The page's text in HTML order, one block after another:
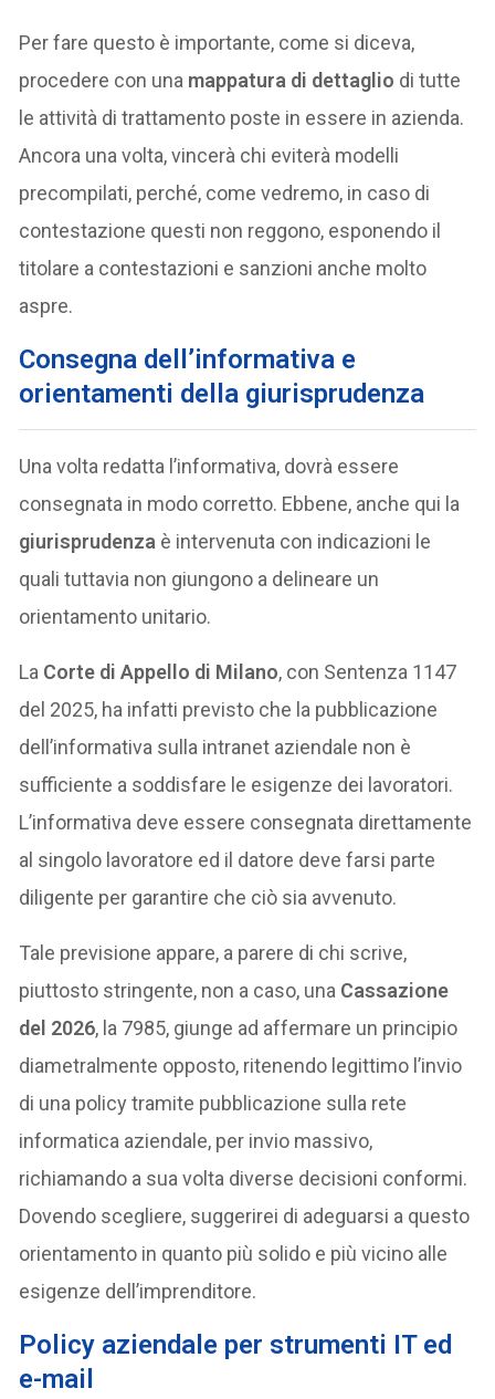
Per fare questo è importante, come si diceva,
procedere con una mappatura di dettaglio di tutte
le attività di trattamento poste in essere in azienda.
Ancora una volta, vincerà chi eviterà modelli
precompilati, perché, come vedremo, in caso di
contestazione questi non reggono, esponendo il
titolare a contestazioni e sanzioni anche molto
aspre.
Consegna dell’informativa e
orientamenti della giurisprudenza
Una volta redatta l’informativa, dovrà essere
consegnata in modo corretto. Ebbene, anche qui la
giurisprudenza è intervenuta con indicazioni le
quali tuttavia non giungono a delineare un
orientamento unitario.
La Corte di Appello di Milano, con Sentenza 1147
del 2025, ha infatti previsto che la pubblicazione
dell’informativa sulla intranet aziendale non è
sufficiente a soddisfare le esigenze dei lavoratori.
L’informativa deve essere consegnata direttamente
al singolo lavoratore ed il datore deve farsi parte
diligente per garantire che ciò sia avvenuto.
Tale previsione appare, a parere di chi scrive,
piuttosto stringente, non a caso, una Cassazione
del 2026, la 7985, giunge ad affermare un principio
diametralmente opposto, ritenendo legittimo l’invio
di una policy tramite pubblicazione sulla rete
informatica aziendale, per invio massivo,
richiamando a sua volta diverse decisioni conformi.
Dovendo scegliere, suggerirei di adeguarsi a questo
orientamento in quanto più solido e più vicino alle
esigenze dell’imprenditore.
Policy aziendale per strumenti IT ed
e-mail